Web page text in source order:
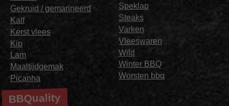
Gekruid / gemarineerd
Kalf
Kerst vlees
Kip
Lam
Maaltijdgemak
Picanha
Speklap
Steaks
Varken
Vleeswaren
Wild
Winter BBQ
Worsten bbq
BBQuality